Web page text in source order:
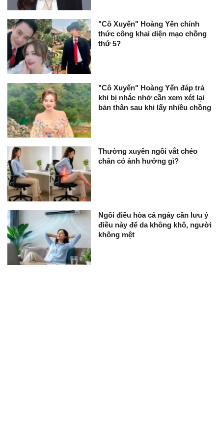
"Cô Xuyến" Hoàng Yến chính
thức công khai diện mạo chồng
thứ 5?
"Cô Xuyến" Hoàng Yến đáp trả
khi bị nhắc nhở cần xem xét lại
bản thân sau khi lấy nhiều chồng
Thường xuyên ngồi vắt chéo
chân có ảnh hưởng gì?
Ngồi điều hòa cả ngày cần lưu ý
điều này để da không khô, người
không mệt